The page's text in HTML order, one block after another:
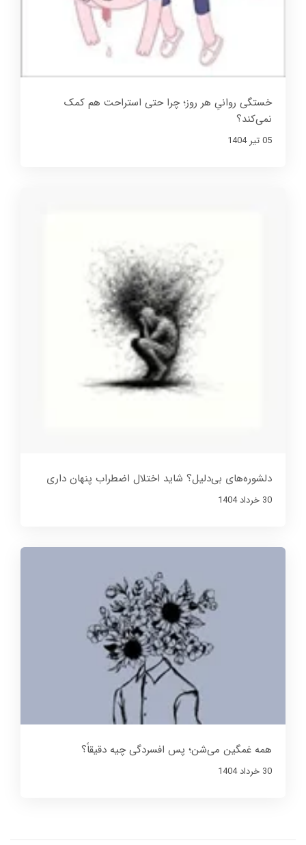
خستگی روانیِ هر روز؛ چرا حتی استراحت هم کمک
نمی‌کند؟
05 تير 1404
دلشوره‌های بی‌دلیل؟ شاید اختلال اضطراب پنهان داری
30 خرداد 1404
همه غمگین می‌شن؛ پس افسردگی چیه دقیقاً؟
30 خرداد 1404